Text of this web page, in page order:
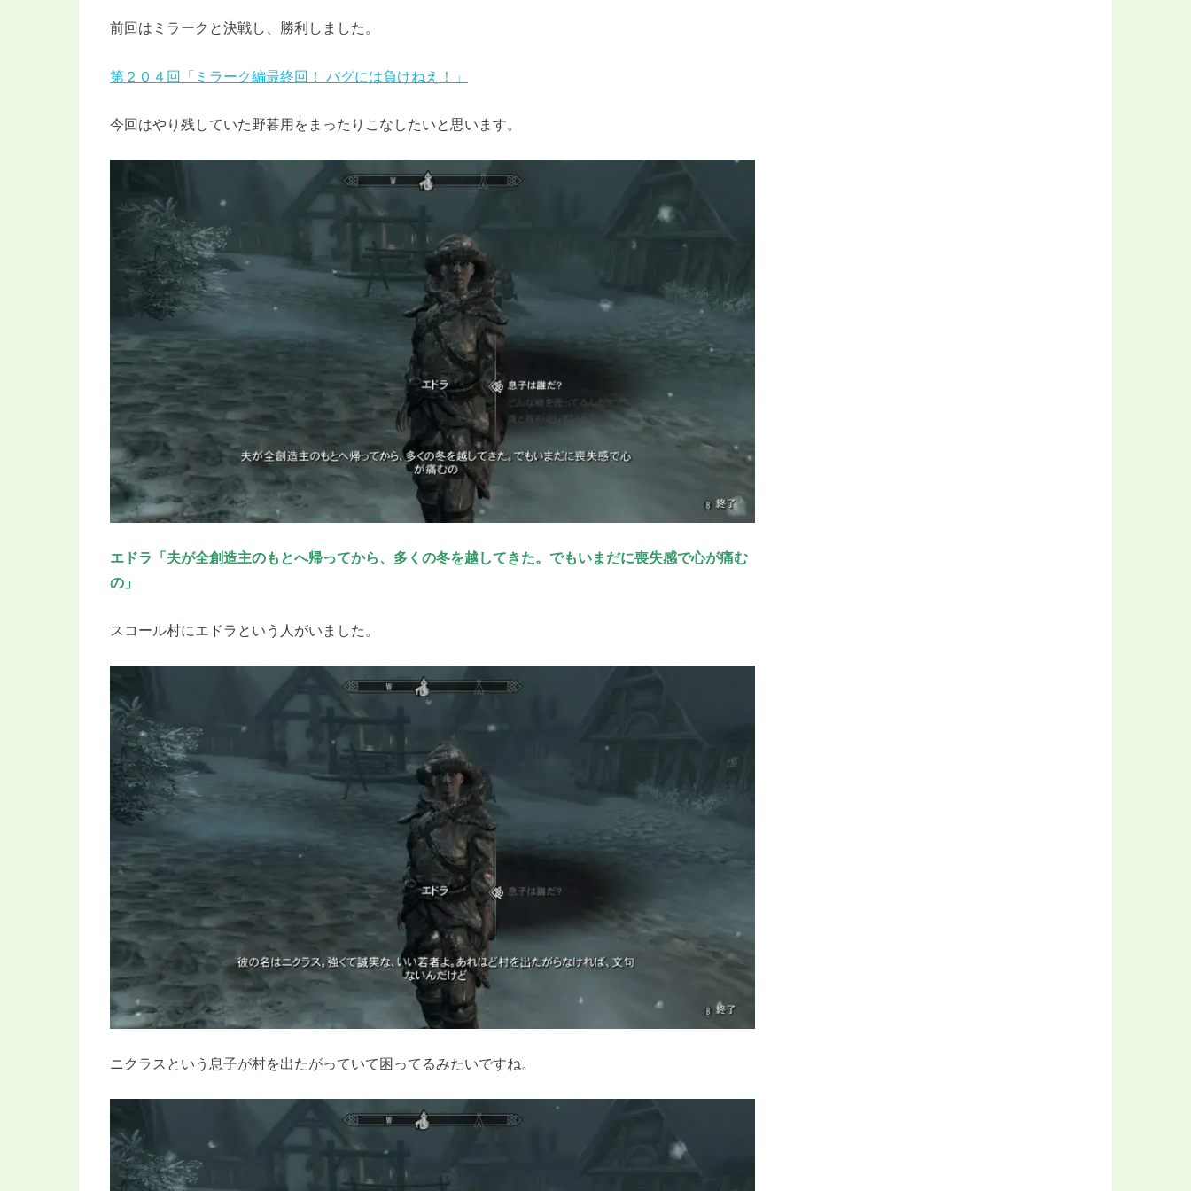
前回はミラークと決戦し、勝利しました。
第２０４回「ミラーク編最終回！ バグには負けねえ！」
今回はやり残していた野暮用をまったりこなしたいと思います。
エドラ「夫が全創造主のもとへ帰ってから、多くの冬を越してきた。でもいまだに喪失感で心が痛む
の」
スコール村にエドラという人がいました。
ニクラスという息子が村を出たがっていて困ってるみたいですね。